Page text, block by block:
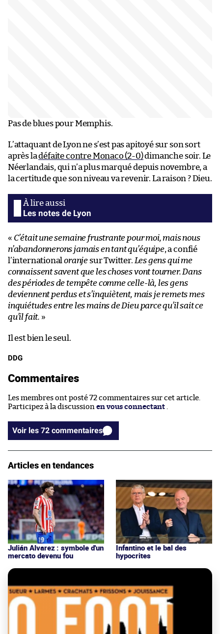
Pas de blues pour Memphis.
L’attaquant de Lyon ne s’est pas apitoyé sur son sort
après ladéfaite contre Monaco (2-0)dimanche soir. Le
Néerlandais, qui n’a plus marqué depuis novembre, a
la certitude que son niveau va revenir. La raison ? Dieu.
Les notes de Lyon
« C’était une semaine frustrante pour moi, mais nous
n’abandonnerons jamais en tant qu’équipe, a confié
l’internationaloranje sur Twitter. Les gens qui me
connaissent savent que les choses vont tourner. Dans
des périodes de tempête comme celle-là, les gens
deviennent perdus et s’inquiètent, mais je remets mes
inquiétudes entre les mains de Dieu parce qu’il sait ce
qu’il fait. »
Il est bien le seul.
DDG
Commentaires
Les membres ont posté 72 commentaires sur cet article.
Participez à la discussion en vous connectant .
Voir les 72 commentaires
Articles en tendances
Julián Alvarez : symbole d'un
mercato devenu fou
Infantino et le bal des
hypocrites